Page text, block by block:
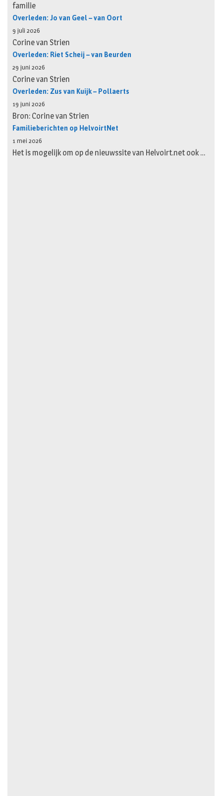
familie
Overleden: Jo van Geel – van Oort
9 juli 2026
Corine van Strien
Overleden: Riet Scheij – van Beurden
29 juni 2026
Corine van Strien
Overleden: Zus van Kuijk – Pollaerts
19 juni 2026
Bron: Corine van Strien
Familieberichten op HelvoirtNet
1 mei 2026
Het is mogelijk om op de nieuwssite van Helvoirt.net ook …